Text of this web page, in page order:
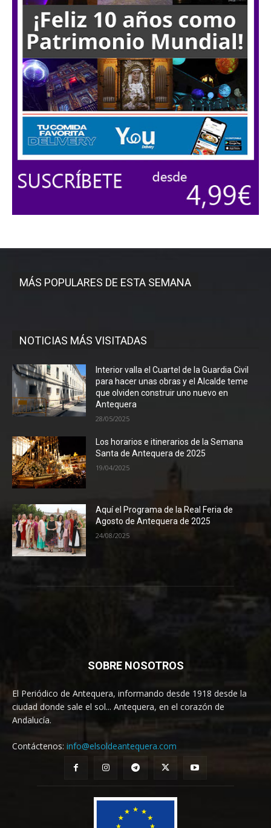
MÁS POPULARES DE ESTA SEMANA
NOTICIAS MÁS VISITADAS
Interior valla el Cuartel de la Guardia Civil
para hacer unas obras y el Alcalde teme
que olviden construir uno nuevo en
Antequera
28/05/2025
Los horarios e itinerarios de la Semana
Santa de Antequera de 2025
19/04/2025
Aquí el Programa de la Real Feria de
Agosto de Antequera de 2025
24/08/2025
SOBRE NOSOTROS
El Periódico de Antequera, informando desde 1918 desde la
ciudad donde sale el sol... Antequera, en el corazón de
Andalucía.
Contáctenos: info@elsoldeantequera.com